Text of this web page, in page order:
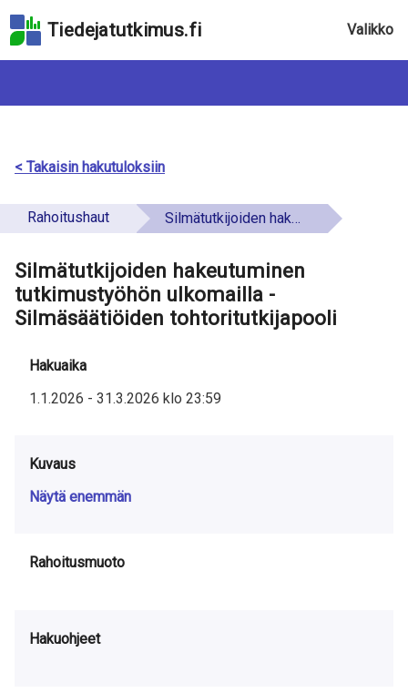
hakukenttään
Tiedejatutkimus.fi Valikko
< Takaisin hakutuloksiin
Rahoitushaut Silmätutkijoiden hakeutuminen tutkimustyöhön ulkomailla - Silmäsäätiöiden tohtoritutkijapooli
Silmätutkijoiden hakeutuminen
tutkimustyöhön ulkomailla -
Silmäsäätiöiden tohtoritutkijapooli
Hakuaika
1.1.2026 - 31.3.2026 klo 23:59
Kuvaus
Näytä enemmän
Rahoitusmuoto
Hakuohjeet